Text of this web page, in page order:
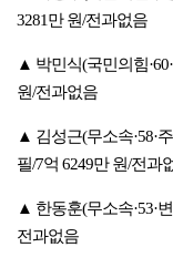
3281만 원/전과없음
▲ 박민식(국민의힘
원/전과없음
▲ 김성근(무소속·58·
필/7억 6249만 원/전과
▲ 한동훈(무소속·53·
전과없음